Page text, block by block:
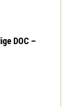
DOC –